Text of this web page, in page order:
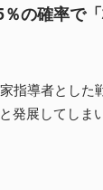
の確率で
指導者とした
発展してしま